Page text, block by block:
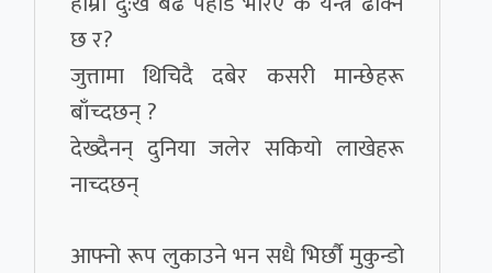
छ र?
जुत्तामा थिचिदै दबेर कसरी मान्छेहरू
बाँच्दछन् ?
देख्दैनन् दुनिया जलेर सकियो लाखेहरू
नाच्दछन्
आफ्नो रूप लुकाउने भन सधै भिर्छौ मुकुन्डो